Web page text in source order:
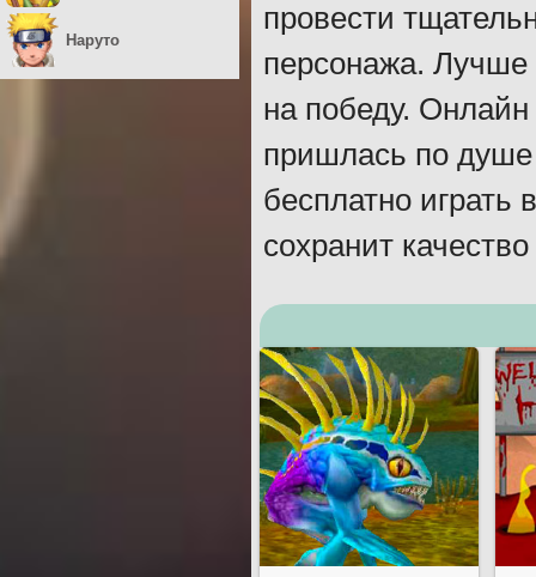
провести
персонажа.
на победу.
пришлась по
бесплатно играть
сохранит
Наруто